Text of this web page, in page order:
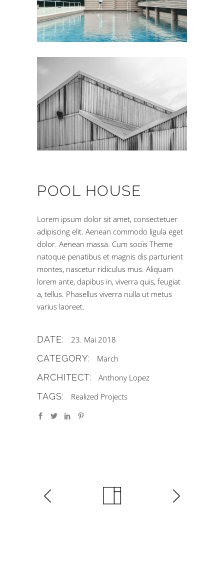
POOL HOUSE
Lorem ipsum dolor sit amet, consectetuer
adipiscing elit. Aenean commodo ligula eget
dolor. Aenean massa. Cum sociis Theme
natoque penatibus et magnis dis parturient
montes, nascetur ridiculus mus. Aliquam
lorem ante, dapibus in, viverra quis, feugiat
a, tellus. Phasellus viverra nulla ut metus
varius laoreet.
DATE: 23. Mai 2018
CATEGORY: March
ARCHITECT: Anthony Lopez
TAGS: Realized Projects